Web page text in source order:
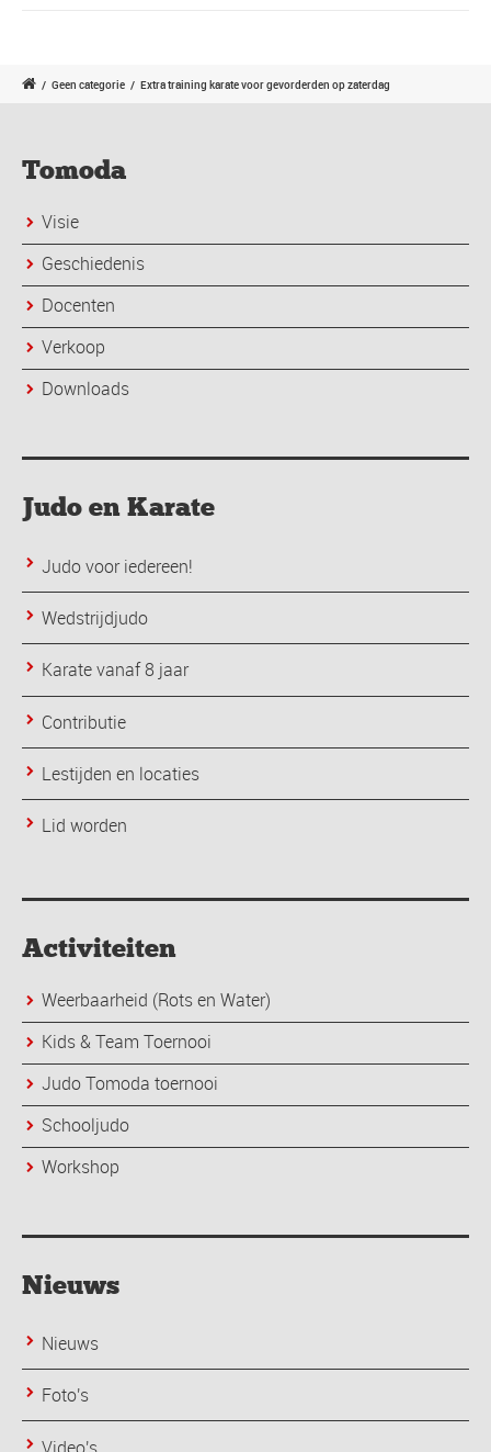
/ Geen categorie / Extra training karate voor gevorderden op zaterdag
Tomoda
Visie
Geschiedenis
Docenten
Verkoop
Downloads
Judo en Karate
Judo voor iedereen!
Wedstrijdjudo
Karate vanaf 8 jaar
Contributie
Lestijden en locaties
Lid worden
Activiteiten
Weerbaarheid (Rots en Water)
Kids & Team Toernooi
Judo Tomoda toernooi
Schooljudo
Workshop
Nieuws
Nieuws
Foto's
Video's